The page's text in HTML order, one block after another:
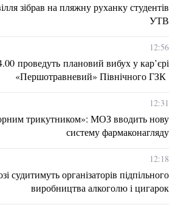
зібрав на пляжну руханку студентів
УТВ
12:56
проведуть плановий вибух у кар’єрі
«Першотравневий» Північного ГЗК
12:31
трикутником»: МОЗ вводить нову
систему фармаконагляду
12:18
судитимуть організаторів підпільного
виробництва алкоголю і цигарок